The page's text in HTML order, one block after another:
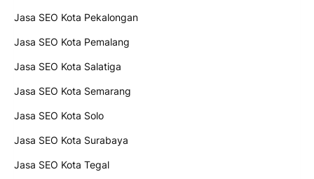
Jasa SEO Kota Pekalongan
Jasa SEO Kota Pemalang
Jasa SEO Kota Salatiga
Jasa SEO Kota Semarang
Jasa SEO Kota Solo
Jasa SEO Kota Surabaya
Jasa SEO Kota Tegal